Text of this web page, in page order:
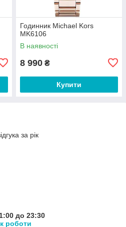
Годинник Michael Kors
MK6106
В наявності
8 990 ₴
Купити
за рік
до 23:30
роботи